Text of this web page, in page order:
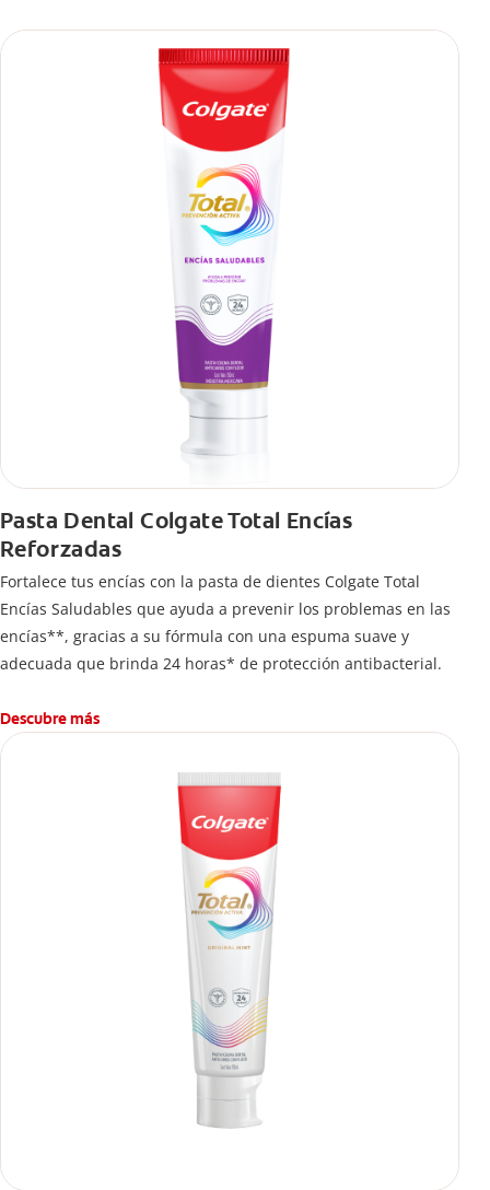
Pasta Dental Colgate Total Encías
Reforzadas
Fortalece tus encías con la pasta de dientes Colgate Total
Encías Saludables que ayuda a prevenir los problemas en las
encías**, gracias a su fórmula con una espuma suave y
adecuada que brinda 24 horas* de protección antibacterial.
Descubre más